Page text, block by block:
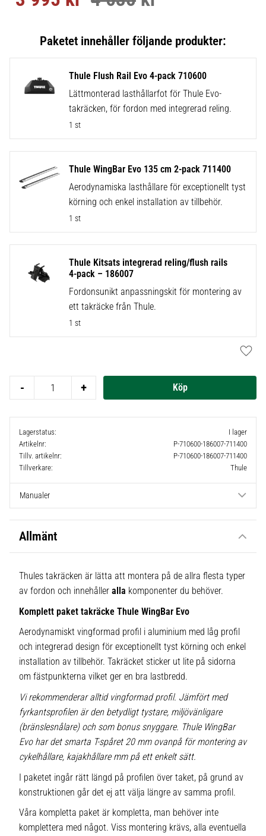
Thule Flush Rail Evo 4-pack 710600
Lättmonterad lasthållarfot för Thule Evo-
takräcken, för fordon med integrerad reling.
1 st
Thule WingBar Evo 135 cm 2-pack 711400
Aerodynamiska lasthållare för exceptionellt tyst
körning och enkel installation av tillbehör.
1 st
Thule Kitsats integrerad reling/flush rails
4-pack – 186007
Fordonsunikt anpassningskit för montering av
ett takräcke från Thule.
1 st
+
-
Lagerstatus
I lager
Artikelnr
P-710600-186007-711400
Tillv. artikelnr
P-710600-186007-711400
Tillverkare
Thule
Manualer
Allmänt
Thules takräcken är lätta att montera på de allra flesta typer
av fordon och innehåller alla komponenter du behöver.
Komplett paket takräcke Thule WingBar Evo
Aerodynamiskt vingformad profil i aluminium med låg profil
och integrerad design för exceptionellt tyst körning och enkel
installation av tillbehör. Takräcket sticker ut lite på sidorna
om fästpunkterna vilket ger en bra lastbredd.
Vi rekommenderar alltid vingformad profil. Jämfört med
fyrkantsprofilen är den betydligt tystare, miljövänligare
(bränslesnålare) och som bonus snyggare. Thule WingBar
Evo har det smarta T-spåret 20 mm ovanpå för montering av
cykelhållare, kajakhållare mm på ett enkelt sätt.
I paketet ingår rätt längd på profilen över taket, på grund av
konstruktionen går det ej att välja längre av samma profil.
Våra kompletta paket är kompletta, man behöver inte
komplettera med något. Viss montering krävs, alla eventuella